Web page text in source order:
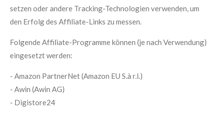
setzen oder andere Tracking-Technologien verwenden, um
den Erfolg des Affiliate-Links zu messen.
Folgende Affiliate-Programme können (je nach Verwendung)
eingesetzt werden:
- Amazon PartnerNet (Amazon EU S.à r.l.)
- Awin (Awin AG)
- Digistore24